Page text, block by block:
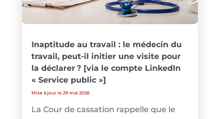
Inaptitude au travail : le médecin du
travail, peut-il initier une visite pour
la déclarer ? [via le compte LinkedIn
« Service public »]
Mise à jour le 29 mai 2026
La Cour de cassation rappelle que le